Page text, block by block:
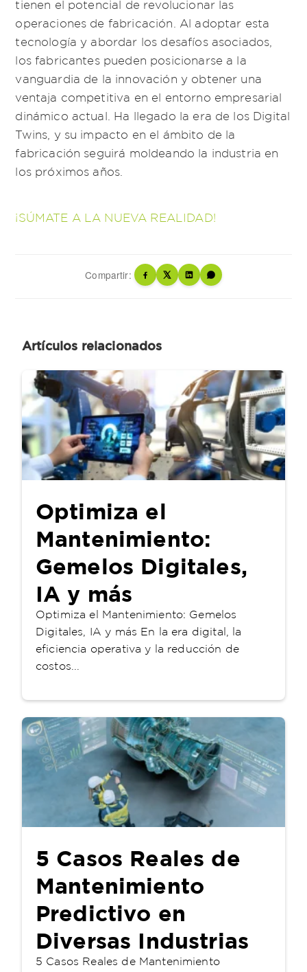
tienen el potencial de revolucionar las
operaciones de fabricación. Al adoptar esta
tecnología y abordar los desafíos asociados,
los fabricantes pueden posicionarse a la
vanguardia de la innovación y obtener una
ventaja competitiva en el entorno empresarial
dinámico actual. Ha llegado la era de los Digital
Twins, y su impacto en el ámbito de la
fabricación seguirá moldeando la industria en
los próximos años.
¡SÚMATE A LA NUEVA REALIDAD!
Compartir:
Artículos relacionados
Optimiza el
Mantenimiento:
Gemelos Digitales,
IA y más
Optimiza el Mantenimiento: Gemelos
Digitales, IA y más En la era digital, la
eficiencia operativa y la reducción de
costos...
5 Casos Reales de
Mantenimiento
Predictivo en
Diversas Industrias
5 Casos Reales de Mantenimiento